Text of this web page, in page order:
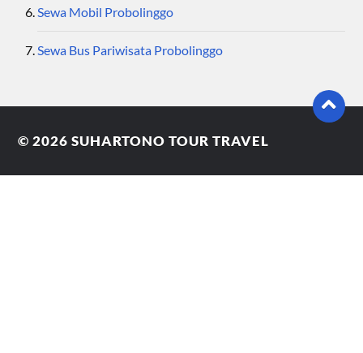
Sewa Mobil Probolinggo
Sewa Bus Pariwisata Probolinggo
© 2026SUHARTONO TOUR TRAVEL